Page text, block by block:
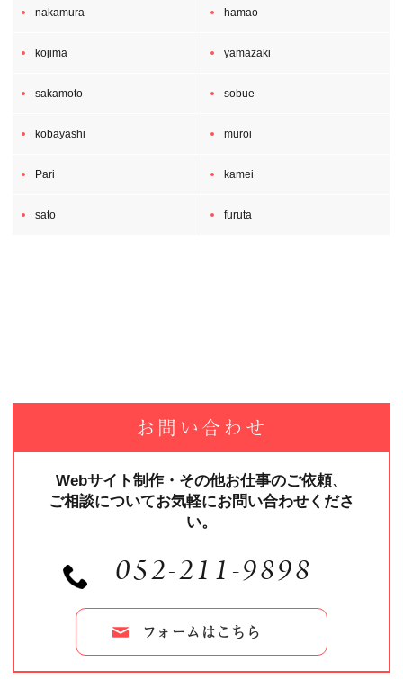
nakamura hamao
kojima yamazaki
sakamoto sobue
kobayashi muroi
Pari kamei
sato furuta
お問い合わせ
Webサイト制作・その他お仕事のご依頼、
ご相談についてお気軽にお問い合わせくださ
い。
052-211-9898
フォームはこちら